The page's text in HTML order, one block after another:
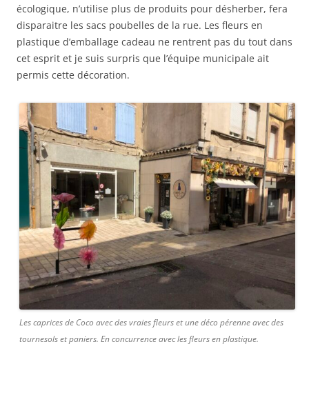
écologique, n’utilise plus de produits pour désherber, fera
disparaitre les sacs poubelles de la rue. Les fleurs en
plastique d’emballage cadeau ne rentrent pas du tout dans
cet esprit et je suis surpris que l’équipe municipale ait
permis cette décoration.
Les caprices de Coco avec des vraies fleurs et une déco pérenne avec des
tournesols et paniers. En concurrence avec les fleurs en plastique.